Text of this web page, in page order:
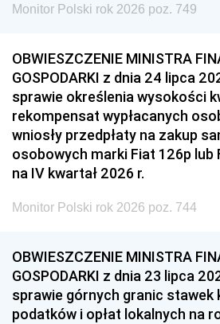
Monitor Polski rok 2026 poz. 749
OBWIESZCZENIE MINISTRA
GOSPODARKI z dnia 24 lipca
sprawie określenia wysokości
rekompensat wypłacanych
wniosły przedpłaty na zakup
osobowych marki Fiat 126p lub
na IV kwartał 2026 r.
Monitor Polski rok 2026 poz. 744
OBWIESZCZENIE MINISTRA
GOSPODARKI z dnia 23 lipca
sprawie górnych granic stawek
podatków i opłat lokalnych na